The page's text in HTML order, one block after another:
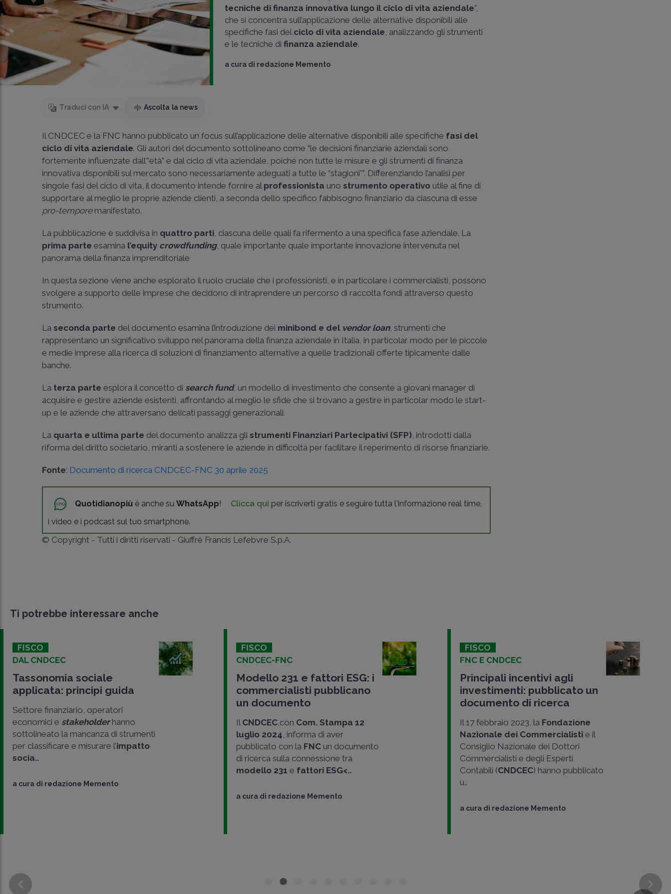
tecniche di finanza innovativa lungo il ciclo di vita aziendale”,
che si concentra sull’applicazione delle alternative disponibili alle
specifiche fasi del ciclo di vita aziendale, analizzando gli strumenti
e le tecniche difinanza aziendale.
a cura di redazione Memento
SU
Traduci con IA Ascolta la news
Il CNDCEC e la FNC hanno pubblicato un focus sull’applicazione delle alternative disponibili alle specifiche fasi del
ciclo di vita aziendale. Gli autori del documento sottolineano come “le decisioni finanziarie aziendali sono
fortemente influenzate dall’”età” e dal ciclo di vita aziendale, poiché non tutte le misure e gli strumenti di finanza
innovativa disponibili sul mercato sono necessariamente adeguati a tutte le “stagioni””. Differenziando l’analisi per
singole fasi del ciclo di vita, il documento intende fornire al professionista uno strumento operativo utile al fine di
supportare al meglio le proprie aziende clienti, a seconda dello specifico fabbisogno finanziario da ciascuna di esse
pro-temporemanifestato.
La pubblicazione è suddivisa in quattro parti, ciascuna delle quali fa rifermento a una specifica fase aziendale. La
prima parte esamina l’equity crowdfunding, quale importante quale importante innovazione intervenuta nel
panorama della finanza imprenditoriale
In questa sezione viene anche esplorato il ruolo cruciale che i professionisti, e in particolare i commercialisti, possono
svolgere a supporto delle imprese che decidono di intraprendere un percorso di raccolta fondi attraverso questo
strumento.
La seconda parte del documento esamina l’introduzione dei minibond e del vendor loan, strumenti che
rappresentano un significativo sviluppo nel panorama della finanza aziendale in Italia, in particolar modo per le piccole
e medie imprese alla ricerca di soluzioni di finanziamento alternative a quelle tradizionali offerte tipicamente dalle
banche.
La terza parteesplora il concetto di search fund, un modello di investimento che consente a giovani manager di
acquisire e gestire aziende esistenti, affrontando al meglio le sfide che si trovano a gestire in particolar modo le start-
up e le aziende che attraversano delicati passaggi generazionali.
La quarta e ultima parte del documento analizza gli strumenti Finanziari Partecipativi (SFP), introdotti dalla
riforma del diritto societario, miranti a sostenere le aziende in difficoltà per facilitare il reperimento di risorse finanziarie.
Fonte: Documento di ricerca CNDCEC-FNC 30 aprile 2025
Quotidianopiù è anche suWhatsApp! Clicca qui per iscriverti gratis e seguire tutta l'informazione real time,
i video e i podcast sul tuo smartphone.
© Copyright - Tutti i diritti riservati - Giuffrè Francis Lefebvre S.p.A.
Ti potrebbe interessare anche
FISCO
DAL CNDCEC
Tassonomia sociale
applicata: principi guida
Settore finanziario, operatori
economici e stakeholderhanno
sottolineato la mancanza di strumenti
per classificare e misurare l’impatto
socia..
a cura di redazione Memento
FISCO
CNDCEC-FNC
Modello 231 e fattori ESG: i
commercialisti pubblicano
un documento
Il CNDCEC,con Com. Stampa 12
luglio 2024, informa di aver
pubblicato con la FNC un documento
di ricerca sulla connessione tra
modello 231 e fattori ESG<..
a cura di redazione Memento
FISCO
FNC E CNDCEC
Principali incentivi agli
investimenti: pubblicato un
documento di ricerca
Il 17 febbraio 2023, la Fondazione
Nazionale dei Commercialisti e il
Consiglio Nazionale dei Dottori
Commercialisti e degli Esperti
Contabili (CNDCEC) hanno pubblicato
u..
a cura di redazione Memento